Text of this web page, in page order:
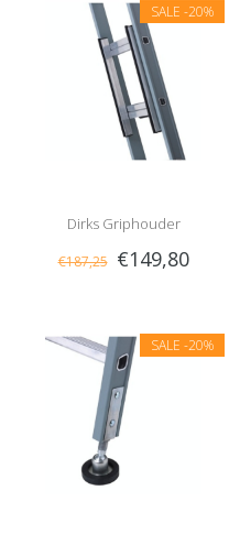
SALE -20%
Dirks Griphouder
€187,25 €149,80
SALE -20%